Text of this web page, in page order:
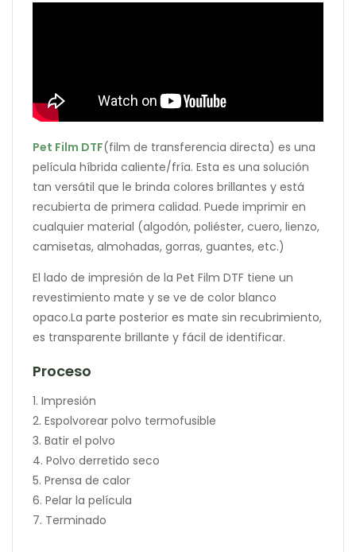
Pet Film DTF(film de transferencia directa) es una
película híbrida caliente/fría. Esta es una solución
tan versátil que le brinda colores brillantes y está
recubierta de primera calidad. Puede imprimir en
cualquier material (algodón, poliéster, cuero, lienzo,
camisetas, almohadas, gorras, guantes, etc.)
El lado de impresión de la Pet Film DTF tiene un
revestimiento mate y se ve de color blanco
opaco.La parte posterior es mate sin recubrimiento,
es transparente brillante y fácil de identificar.
Proceso
1. Impresión
2. Espolvorear polvo termofusible
3. Batir el polvo
4. Polvo derretido seco
5. Prensa de calor
6. Pelar la película
7. Terminado